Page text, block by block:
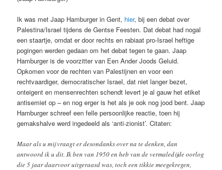
Ik was met Jaap Hamburger in Gent, hier, bij een debat over
Palestina/Israel tijdens de Gentse Feesten. Dat debat had nogal
een staartje, omdat er door rechts en rabiaat pro-Israel heftige
pogingen werden gedaan om het debat tegen te gaan. Jaap
Hamburger is de voorzitter van Een Ander Joods Geluid.
Opkomen voor de rechten van Palestijnen en voor een
rechtvaardiger, democratischer Israel, dat niet langer bezet,
onteigent en mensenrechten schendt levert je al gauw het etiket
antisemiet op – en nog erger is het als je ook nog jood bent. Jaap
Hamburger schreef een felle persoonlijke reactie, toen hij
gemakshalve werd ingedeeld als ‘anti-zionist’. Citaten:
Maar als u mij vraagt er desondanks over na te denken, dan
antwoord ik u dit. Ik ben van 1950 en heb van de vermaledijde oorlog
die 5 jaar daarvoor uitgeraasd was, toch een tikkie meegekregen,